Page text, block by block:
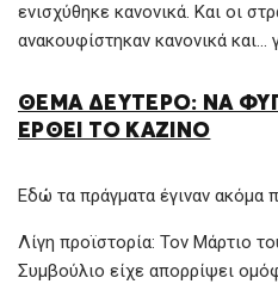
ενισχύθηκε κανονικά. Και οι
ανακουφίστηκαν κανονικά και…
ΘΕΜΑ ΔΕΥΤΕΡΟ: ΝΑ
ΕΡΘΕΙ ΤΟ ΚΑΖΙΝΟ
Εδώ τα πράγματα έγιναν ακόμα
Λίγη προϊστορία: Τον Μάρτιο
Συμβούλιο είχε απορρίψει